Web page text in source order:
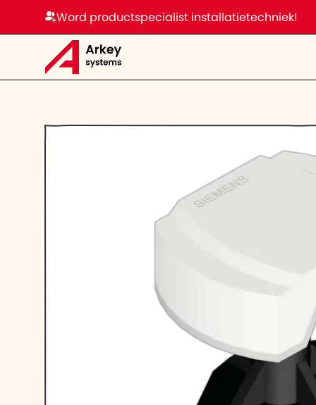
Word productspecialist installatietechniek!